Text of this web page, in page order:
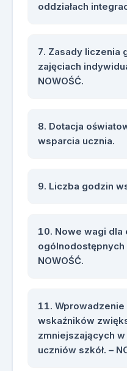
oddziałach
Zasady liczenia
zajęciach
NOWOŚĆ.
Dotacja
wsparcia ucznia.
Liczba godzin
Nowe wagi dla
ogólnodostępnych
NOWOŚĆ.
wskaźników
zmniejszających
uczniów szkół. –